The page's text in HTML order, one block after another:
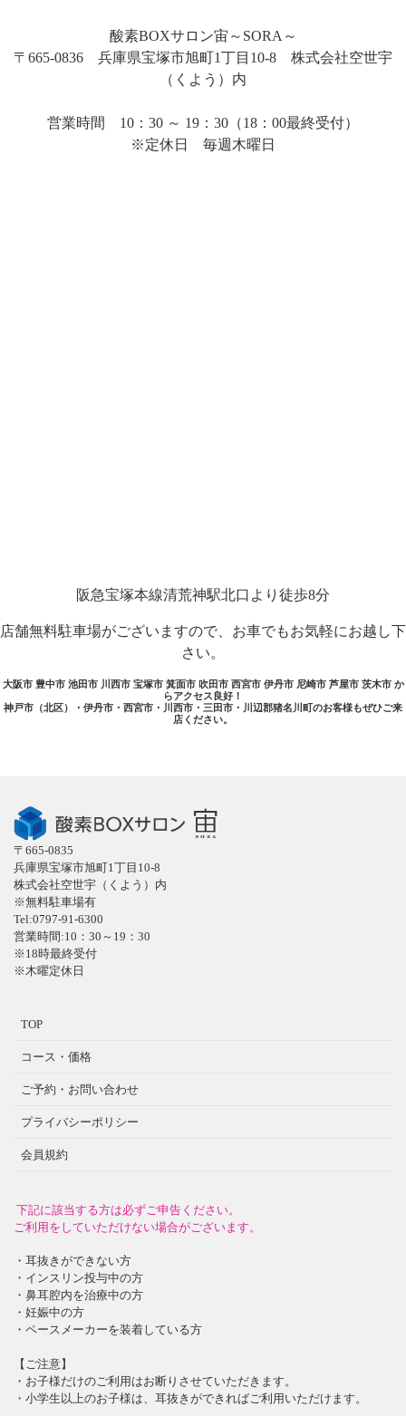
酸素BOXサロン宙～SORA～
〒665-0836 兵庫県宝塚市旭町1丁目10-8 株式会社空世宇
（くよう）内
営業時間 10：30 ～ 19：30（18：00最終受付）
※定休日 毎週木曜日
阪急宝塚本線清荒神駅北口より徒歩8分
店舗無料駐車場がございますので、お車でもお気軽にお越し下
さい。
大阪市 豊中市 池田市 川西市 宝塚市 箕面市 吹田市 西宮市 伊丹市 尼崎市 芦屋市 茨木市 か
らアクセス良好！
神戸市（北区）・伊丹市・西宮市・川西市・三田市・川辺郡猪名川町のお客様もぜひご来
店ください。
〒665-0835
兵庫県宝塚市旭町1丁目10-8
株式会社空世宇（くよう）内
※無料駐車場有
Tel:0797-91-6300
営業時間:10：30～19：30
※18時最終受付
※木曜定休日
TOP
コース・価格
ご予約・お問い合わせ
プライバシーポリシー
会員規約
下記に該当する方は必ずご申告ください。
ご利用をしていただけない場合がございます。
・耳抜きができない方
・インスリン投与中の方
・鼻耳腔内を治療中の方
・妊娠中の方
・ペースメーカーを装着している方
【ご注意】
・お子様だけのご利用はお断りさせていただきます。
・小学生以上のお子様は、耳抜きができればご利用いただけます。